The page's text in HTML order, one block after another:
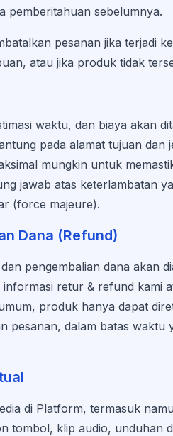
pemberitahuan sebelumnya.
pesanan jika terjadi
atau jika produk tidak
waktu, dan biaya akan
pada alamat tujuan dan
mungkin untuk
jawab atas keterlambatan
(force majeure).
Dana (Refund)
pengembalian dana akan
retur & refund kami
produk hanya dapat
pesanan, dalam batas waktu
di Platform, termasuk
tombol, klip audio, unduhan